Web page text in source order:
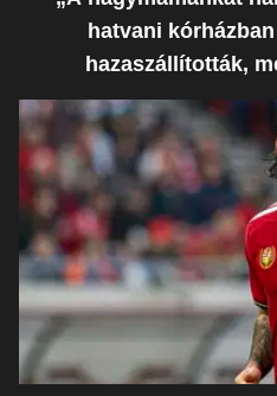
hatvani
hazaszállították,